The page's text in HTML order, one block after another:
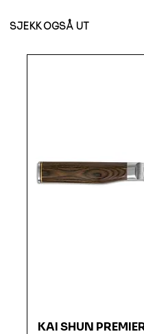
SJEKK OGSÅ UT
KAI SHUN